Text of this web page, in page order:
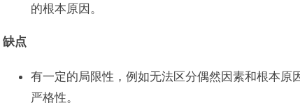
的根本原因。
缺点
有一定的局限性，例如无法区分偶然因素和根本原
严格性。